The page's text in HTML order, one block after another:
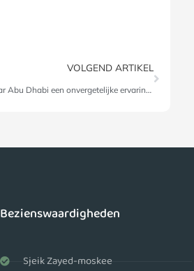
VOLGEND ARTIKEL
Waarom businessclass vliegen naar Abu Dhabi een onvergetelijke ervaring is
Bezienswaardigheden
Sjeik Zayed-moskee